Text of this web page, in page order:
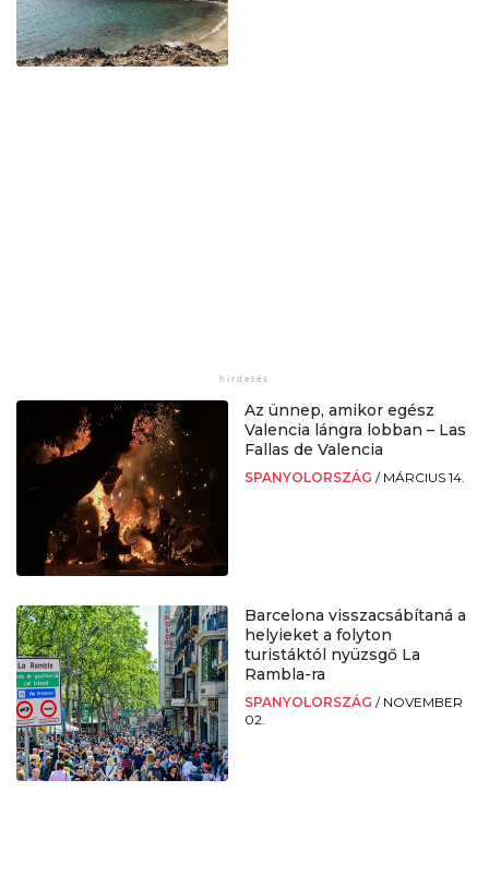
Az ünnep, amikor egész
Valencia lángra lobban – Las
Fallas de Valencia
SPANYOLORSZÁG / MÁRCIUS 14.
Barcelona visszacsábítaná a
helyieket a folyton
turistáktól nyüzsgő La
Rambla-ra
SPANYOLORSZÁG / NOVEMBER
02.